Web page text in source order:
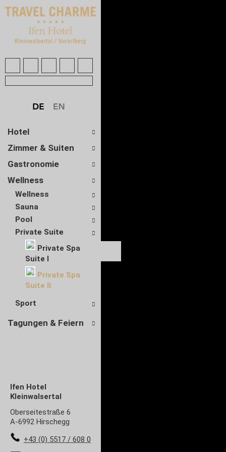
Hotel
Zimmer & Suiten
Gastronomie
Wellness
Wellness
Sauna
Pool
Private Suite
Private Spa
Suite I
Private Spa
Suite II
Sport
Tagungen & Feiern
Ifen Hotel
Kleinwalsertal
Oberseitestraße 6
A-6992 Hirschegg
+43 (0) 5517 / 608 0